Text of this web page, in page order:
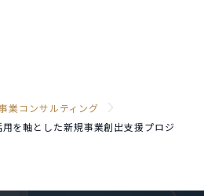
業コンサルティング
を軸とした新規事業創出支援プロジ